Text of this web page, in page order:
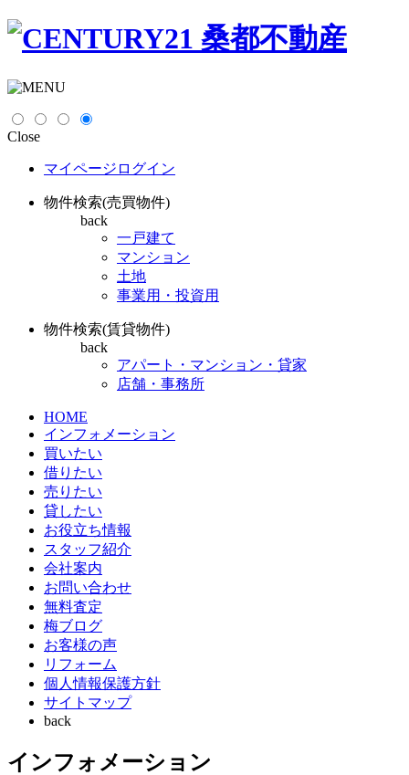
Close
マイページログイン
物件検索(売買物件)
back
一戸建て
マンション
土地
事業用・投資用
物件検索(賃貸物件)
back
アパート・マンション・貸家
店舗・事務所
HOME
インフォメーション
買いたい
借りたい
売りたい
貸したい
お役立ち情報
スタッフ紹介
会社案内
お問い合わせ
無料査定
梅ブログ
お客様の声
リフォーム
個人情報保護方針
サイトマップ
back
インフォメーション